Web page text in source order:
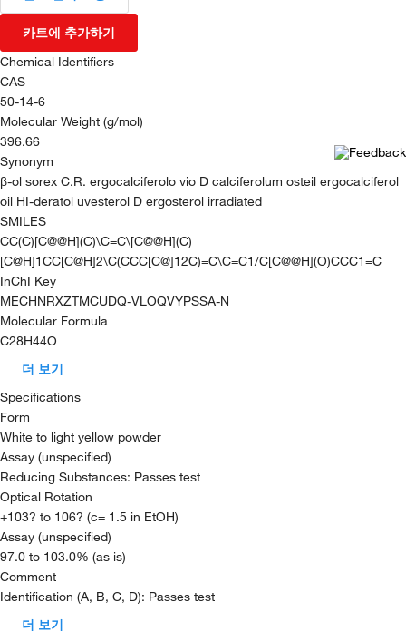
카트에 추가하기
Chemical Identifiers
CAS
50-14-6
Molecular Weight (g/mol)
396.66
Synonym
β-ol sorex C.R. ergocalciferolo vio D calciferolum osteil ergocalciferol
oil HI-deratol uvesterol D ergosterol irradiated
SMILES
CC(C)[C@@H](C)\C=C\[C@@H](C)
[C@H]1CC[C@H]2\C(CCC[C@]12C)=C\C=C1/C[C@@H](O)CCC1=C
InChI Key
MECHNRXZTMCUDQ-VLOQVYPSSA-N
Molecular Formula
C28H44O
더 보기
Specifications
Form
White to light yellow powder
Assay (unspecified)
Reducing Substances: Passes test
Optical Rotation
+103? to 106? (c= 1.5 in EtOH)
Assay (unspecified)
97.0 to 103.0% (as is)
Comment
Identification (A, B, C, D): Passes test
더 보기